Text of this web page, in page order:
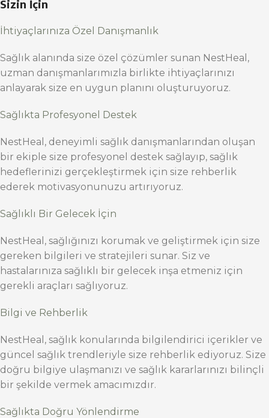
Sizin İçin
İhtiyaçlarınıza Özel Danışmanlık
Sağlık alanında size özel çözümler sunan NestHeal,
uzman danışmanlarımızla birlikte ihtiyaçlarınızı
anlayarak size en uygun planını oluşturuyoruz.
Sağlıkta Profesyonel Destek
NestHeal, deneyimli sağlık danışmanlarından oluşan
bir ekiple size profesyonel destek sağlayıp, sağlık
hedeflerinizi gerçekleştirmek için size rehberlik
ederek motivasyonunuzu artırıyoruz.
Sağlıklı Bir Gelecek İçin
NestHeal, sağlığınızı korumak ve geliştirmek için size
gereken bilgileri ve stratejileri sunar. Siz ve
hastalarınıza sağlıklı bir gelecek inşa etmeniz için
gerekli araçları sağlıyoruz.
Bilgi ve Rehberlik
NestHeal, sağlık konularında bilgilendirici içerikler ve
güncel sağlık trendleriyle size rehberlik ediyoruz. Size
doğru bilgiye ulaşmanızı ve sağlık kararlarınızı bilinçli
bir şekilde vermek amacımızdır.
Sağlıkta Doğru Yönlendirme